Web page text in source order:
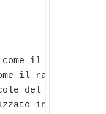
il
il rapporto
del gas